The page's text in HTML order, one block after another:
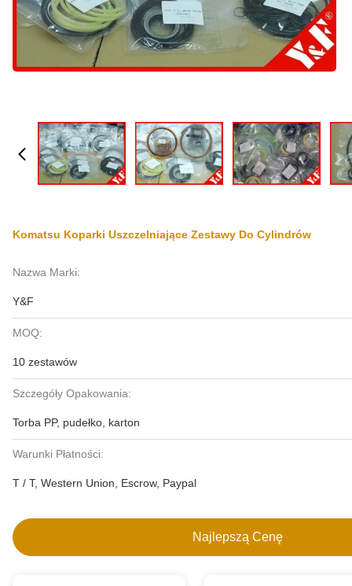
Komatsu Koparki Uszczelniające Zestawy Do Cylindrów
Nazwa Marki:
Y&F
MOQ:
10 zestawów
Szczegóły Opakowania:
Torba PP, pudełko, karton
Warunki Płatności:
T / T, Western Union, Escrow, Paypal
Najlepszą Cenę